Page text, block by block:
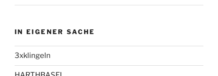
IN EIGENER SACHE
3xklingeln